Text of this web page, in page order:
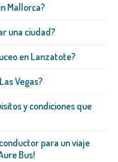
Mallorca?
una ciudad?
en Lanzatote?
Vegas?
y condiciones que
para un viaje
Bus!